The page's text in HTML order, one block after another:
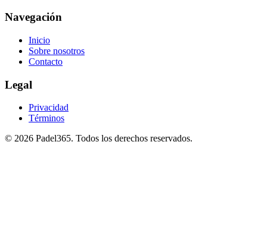
Navegación
Inicio
Sobre nosotros
Contacto
Legal
Privacidad
Términos
© 2026 Padel365. Todos los derechos reservados.